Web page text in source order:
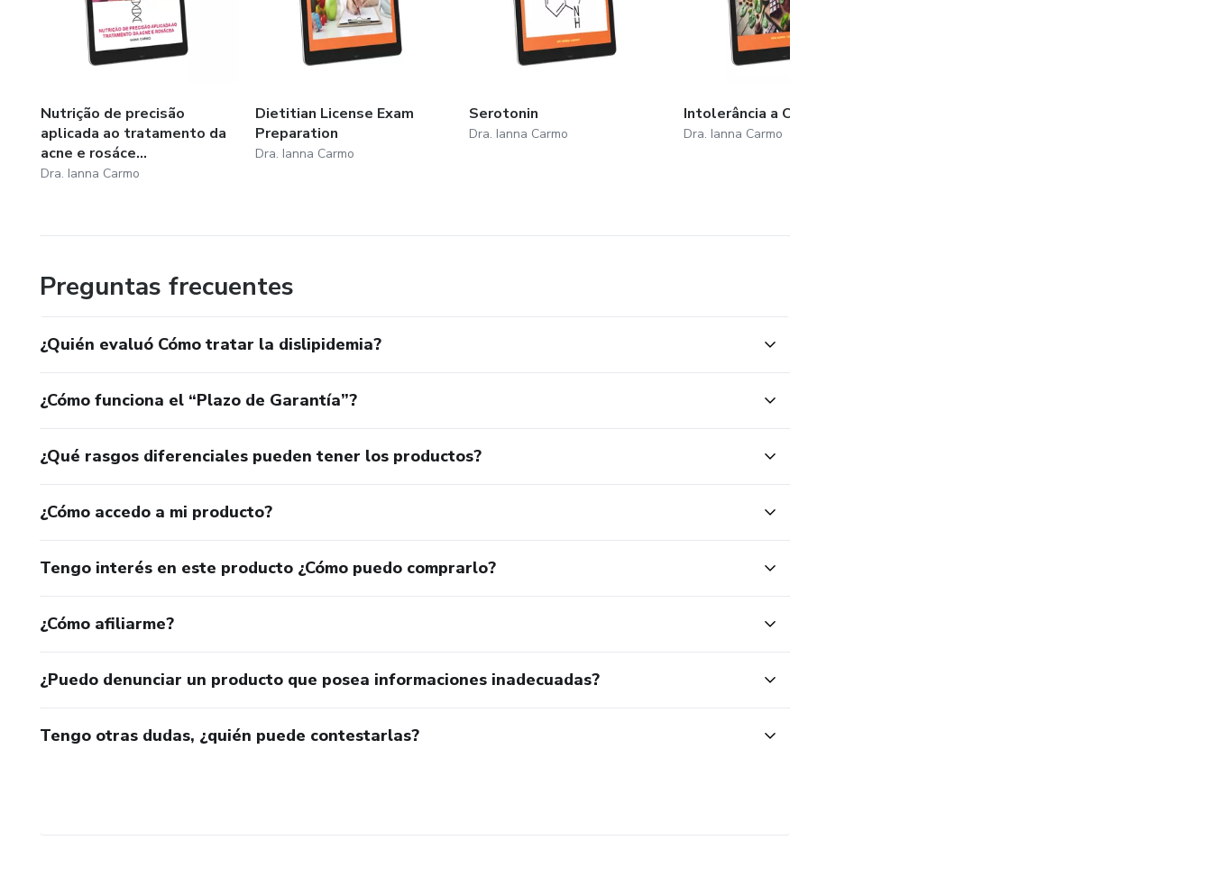
Nutrição de precisão
aplicada ao tratamento da
acne e rosáce...
Dra. Ianna Carmo
Dietitian License Exam
Preparation
Dra. Ianna Carmo
Serotonin
Dra. Ianna Carmo
Intolerância a Oxalatos
Dra. Ianna Carmo
Preguntas frecuentes
¿Quién evaluó Cómo tratar la dislipidemia?
¿Cómo funciona el “Plazo de Garantía”?
¿Qué rasgos diferenciales pueden tener los productos?
¿Cómo accedo a mi producto?
Tengo interés en este producto ¿Cómo puedo comprarlo?
¿Cómo afiliarme?
¿Puedo denunciar un producto que posea informaciones inadecuadas?
Tengo otras dudas, ¿quién puede contestarlas?